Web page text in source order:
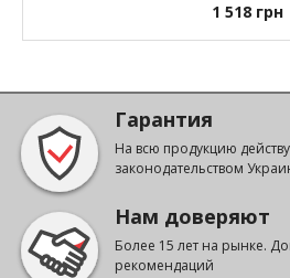
1 518 грн
Гарантия
На всю продукцию
законодательством
Нам доверяют
Более 15 лет на рынке.
рекомендаций